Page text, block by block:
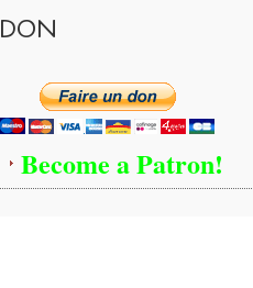
DON
Become a Patron!